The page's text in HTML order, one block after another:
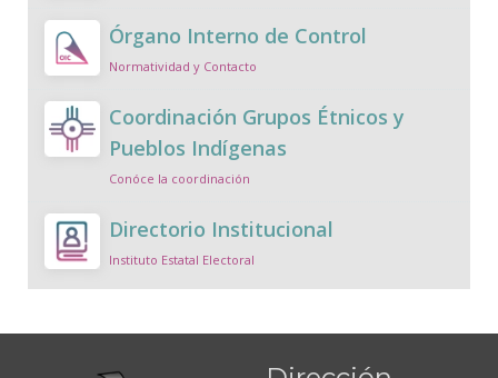
Órgano Interno de Control
Normatividad y Contacto
Coordinación Grupos Étnicos y
Pueblos Indígenas
Conóce la coordinación
Directorio Institucional
Instituto Estatal Electoral